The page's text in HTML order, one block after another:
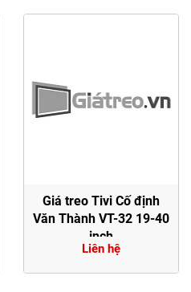
Giá treo Tivi Cố định
Văn Thành VT-32 19-40
inch
Liên hệ